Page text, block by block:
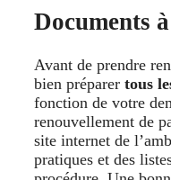
Documents
Avant de prendre
bien préparer tous
fonction de votre
renouvellement de
site internet de
pratiques et des